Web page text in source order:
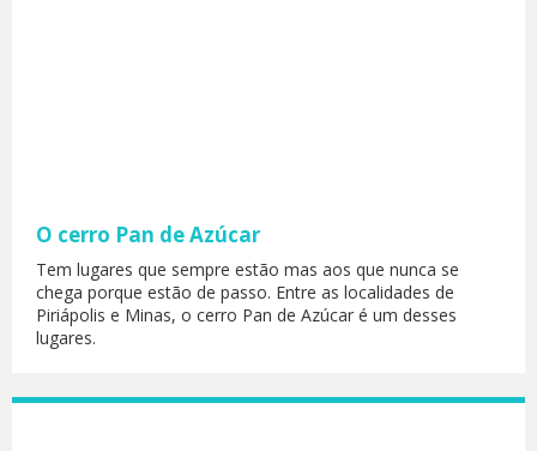
O cerro Pan de Azúcar
Tem lugares que sempre estão mas aos que nunca se
chega porque estão de passo. Entre as localidades de
Piriápolis e Minas, o cerro Pan de Azúcar é um desses
lugares.